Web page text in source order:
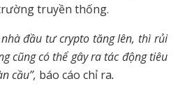
truyền thống.
đầu tư crypto tăng lên, thì rủi
cũng có thể gây ra tác động tiêu
cầu”, báo cáo chỉ ra.